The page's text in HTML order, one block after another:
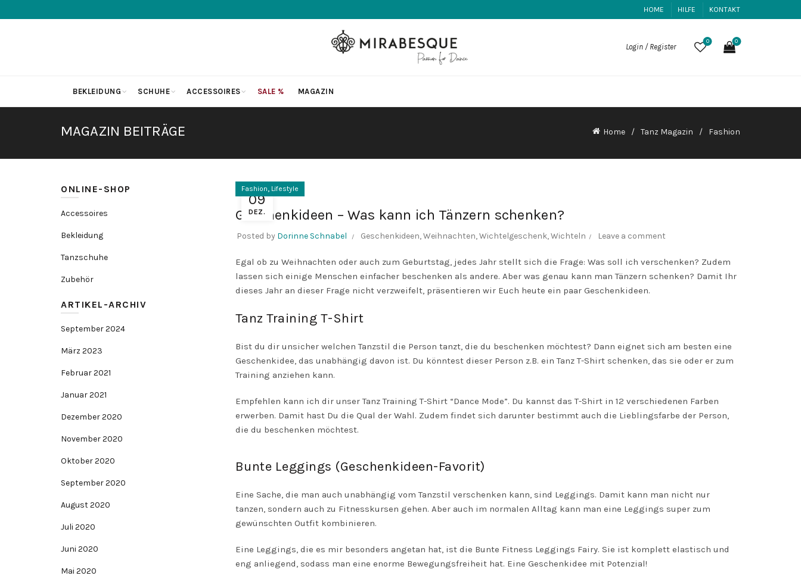
HOME HILFE KONTAKT
Login / Register
0 0
BEKLEIDUNG SCHUHE ACCESSOIRES SALE % MAGAZIN
MAGAZIN BEITRÄGE Home Tanz Magazin Fashion
09
DEZ.
Fashion, Lifestyle
Geschenkideen – Was kann ich Tänzern schenken?
Posted by Dorinne Schnabel Geschenkideen,Weihnachten,Wichtelgeschenk,Wichteln Leave a comment
Egal ob zu Weihnachten oder auch zum Geburtstag, jedes Jahr stellt sich die Frage: Was soll ich verschenken? Zudem
lassen sich einige Menschen einfacher beschenken als andere. Aber was genau kann man Tänzern schenken? Damit Ihr
dieses Jahr an dieser Frage nicht verzweifelt, präsentieren wir Euch heute ein paar Geschenkideen.
Tanz Training T-Shirt
Bist du dir unsicher welchen Tanzstil die Person tanzt, die du beschenken möchtest? Dann eignet sich am besten eine
Geschenkidee, das unabhängig davon ist. Du könntest dieser Person z.B. einTanzT-Shirt schenken, das sie oder er zum
Training anziehen kann.
Empfehlen kann ich dir unserTanzTraining T-Shirt “Dance Mode”. Du kannst das T-Shirt in 12 verschiedenen Farben
erwerben. Damit hast Du die Qual der Wahl. Zudem findet sich darunter bestimmt auch die Lieblingsfarbe der Person,
die du beschenken möchtest.
Bunte Leggings (Geschenkideen-Favorit)
Eine Sache, die man auch unabhängig vom Tanzstil verschenken kann, sind Leggings. Damit kann man nicht nur
tanzen, sondern auch zu Fitnesskursen gehen. Aber auch im normalen Alltag kann man eine Leggings super zum
gewünschten Outfit kombinieren.
Eine Leggings, die es mir besonders angetan hat, ist die Bunte Fitness Leggings Fairy. Sie ist komplett elastisch und
eng anliegend, sodass man eine enorme Bewegungsfreiheit hat. Eine Geschenkidee mit Potenzial!
ONLINE-SHOP
Accessoires
Bekleidung
Tanzschuhe
Zubehör
ARTIKEL-ARCHIV
September 2024
März 2023
Februar 2021
Januar 2021
Dezember 2020
November 2020
Oktober 2020
September 2020
August 2020
Juli 2020
Juni 2020
Mai 2020